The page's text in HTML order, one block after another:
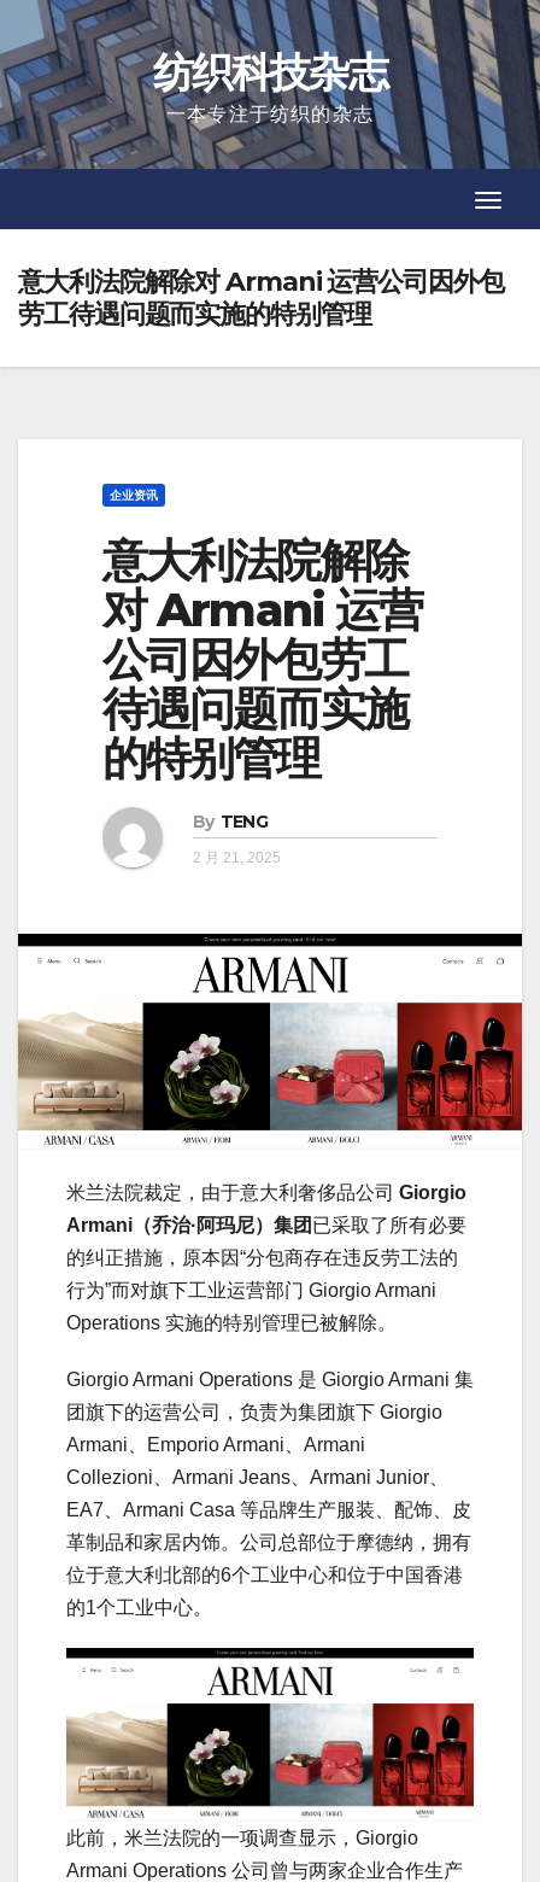
to
content
纺织科技杂志
一本专注于纺织的杂志
意大利法院解除对 Armani 运营公司因外包
劳工待遇问题而实施的特别管理
企业资讯
意大利法院解除
对 Armani 运营
公司因外包劳工
待遇问题而实施
的特别管理
By TENG
2 月 21, 2025
米兰法院裁定，由于意大利奢侈品公司 Giorgio
Armani（乔治·阿玛尼）集团 已采取了所有必要
的纠正措施，原本因“分包商存在违反劳工法的
行为”而对旗下工业运营部门 Giorgio Armani
Operations 实施的特别管理已被解除。
Giorgio Armani Operations 是 Giorgio Armani 集
团旗下的运营公司，负责为集团旗下 Giorgio
Armani、Emporio Armani、Armani
Collezioni、Armani Jeans、Armani Junior、
EA7、Armani Casa 等品牌生产服装、配饰、皮
革制品和家居内饰。公司总部位于摩德纳，拥有
位于意大利北部的6个工业中心和位于中国香港
的1个工业中心。
此前，米兰法院的一项调查显示，Giorgio
Armani Operations 公司曾与两家企业合作生产